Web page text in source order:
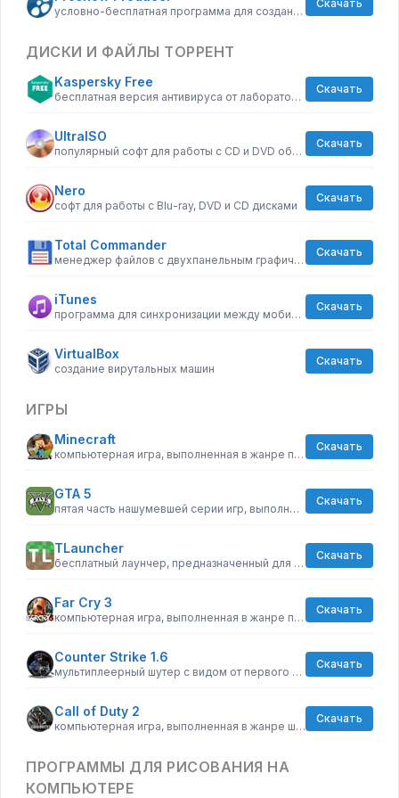
условно-бесплатная программа для создания слайд-шоу
Скачать
ДИСКИ И ФАЙЛЫ ТОРРЕНТ
Kaspersky Free
бесплатная версия антивируса от лаборатории Касперского
Скачать
UltraISO
популярный софт для работы с CD и DVD образами
Скачать
Nero
софт для работы с Blu-ray, DVD и CD дисками
Скачать
Total Commander
менеджер файлов с двухпанельным графическим интерфейсом
Скачать
iTunes
программа для синхронизации между мобильными устройствами Apple
Скачать
VirtualBox
создание вирутальных машин
Скачать
ИГРЫ
Minecraft
компьютерная игра, выполненная в жанре песочницы
Скачать
GTA 5
пятая часть нашумевшей серии игр, выполненная в жанре шутера от первого лица
Скачать
TLauncher
бесплатный лаунчер, предназначенный для запуска популярной инди-игры Minecraft
Скачать
Far Cry 3
компьютерная игра, выполненная в жанре приключенческого шутера
Скачать
Counter Strike 1.6
мультиплеерный шутер с видом от первого лица
Скачать
Call of Duty 2
компьютерная игра, выполненная в жанре шутера от первого лица
Скачать
ПРОГРАММЫ ДЛЯ РИСОВАНИЯ НА
КОМПЬЮТЕРЕ